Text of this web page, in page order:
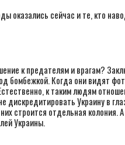
оказались сейчас и те, кто
к предателям и врагам?
бомбежкой. Когда они видят
к таким людям
дискредитировать Украину в
строится отдельная
Украины.